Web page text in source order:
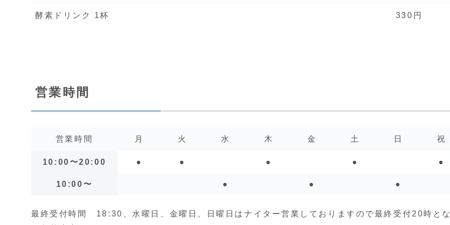
酵素ドリンク 1杯 330円
営業時間
営業時間 月 火 水 木 金 土 日 祝
10:00〜20:00 ● ● ● ● ●
10:00〜 ● ● ●
最終受付時間 18:30、水曜日、金曜日、日曜日はナイター営業しておりますので最終受付20時と